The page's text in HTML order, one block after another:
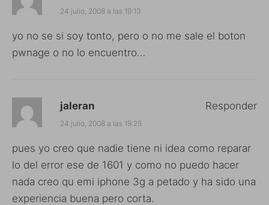
24 julio, 2008 a las 19:13
yo no se si soy tonto, pero o no me sale el boton
pwnage o no lo encuentro…
jaleran
24 julio, 2008 a las 19:25
pues yo creo que nadie tiene ni idea como reparar
lo del error ese de 1601 y como no puedo hacer
nada creo qu emi iphone 3g a petado y ha sido una
experiencia buena pero corta.
Responder